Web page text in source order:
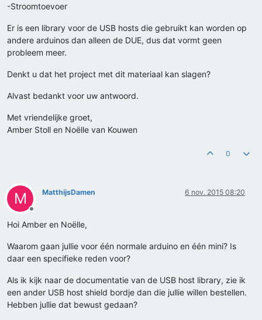
-Stroomtoevoer
Er is een library voor de USB hosts die gebruikt kan worden op
andere arduinos dan alleen de DUE, dus dat vormt geen
probleem meer.
Denkt u dat het project met dit materiaal kan slagen?
Alvast bedankt voor uw antwoord.
Met vriendelijke groet,
Amber Stoll en Noëlle van Kouwen
0
M
Offline
MatthijsDamen 6 nov. 2015 08:20
Hoi Amber en Noëlle,
Waarom gaan jullie voor één normale arduino en één mini? Is
daar een specifieke reden voor?
Als ik kijk naar de documentatie van de USB host library, zie ik
een ander USB host shield bordje dan die jullie willen bestellen.
Hebben jullie dat bewust gedaan?